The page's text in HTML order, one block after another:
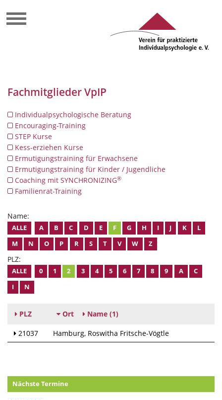
Fachmitglieder VpIP
Individualpsychologische Beratung
Encouraging-Training
STEP Kurse
Kess-erziehen Kurse
Ermutigungstraining für Erwachsene
Ermutigungstraining für Kinder / Jugendliche
Coaching mit SYNCHRONIZING®
Familienrat-Training
Name:
ALLE A B C D E F G H I J K
L
M
N O P R S T V W Z
PLZ:
ALLE 0 1 2 3 4 5 6 7 8 9 A
C
I
N
PLZ Ort Name (1)
21037 Hamburg Roswitha Fritsche-Vögtle
Nächste Termine